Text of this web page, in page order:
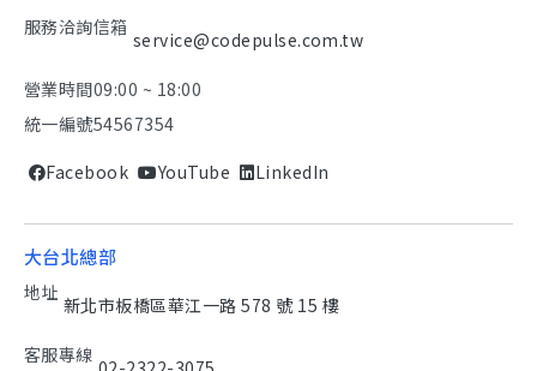
服務洽詢信箱
service@codepulse.com.tw
營業時間09:00 ~ 18:00
統一編號54567354
Facebook YouTube LinkedIn
大台北總部
地址
新北市板橋區華江一路 578 號 15 樓
客服專線